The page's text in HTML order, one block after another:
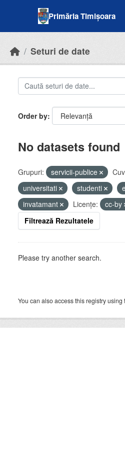
Primăria Timișoara
Seturi de date
Order by
No datasets found
Grupuri: servicii-publice
universitati
studenti
invatamant
Licenţe:
cc-by
Filtrează Rezultatele
Please try another search.
You can also access this registry using